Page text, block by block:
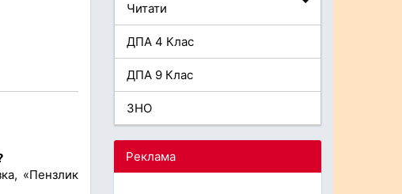
«Пензлик
Читати
ДПА 4 Клас
ДПА 9 Клас
ЗНО
Реклама